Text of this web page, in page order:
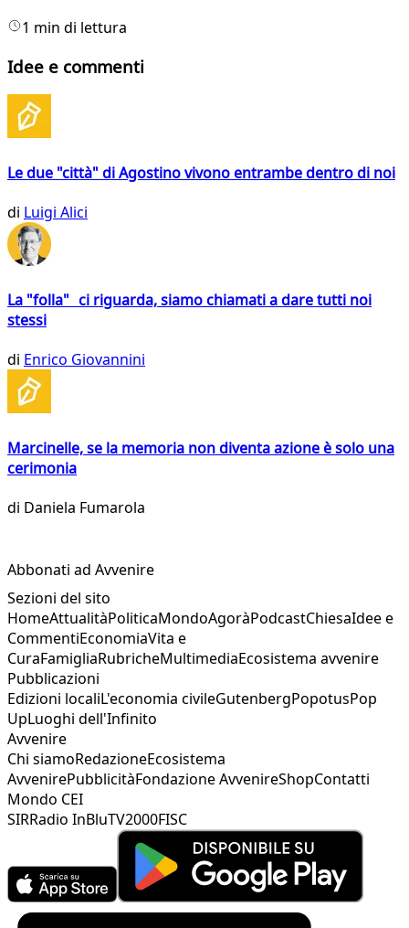
1 min di lettura
Idee e commenti
Le due "città" di Agostino vivono entrambe dentro di noi
di Luigi Alici
La "folla" ci riguarda, siamo chiamati a dare tutti noi
stessi
di Enrico Giovannini
Marcinelle, se la memoria non diventa azione è solo una
cerimonia
di Daniela Fumarola
Abbonati ad Avvenire
Sezioni del sito
HomeAttualitàPoliticaMondoAgoràPodcastChiesaIdee e
CommentiEconomiaVita e
CuraFamigliaRubricheMultimediaEcosistema avvenire
Pubblicazioni
Edizioni localiL'economia civileGutenbergPopotusPop
UpLuoghi dell'Infinito
Avvenire
Chi siamoRedazioneEcosistema
AvvenirePubblicitàFondazione AvvenireShopContatti
Mondo CEI
SIRRadio InBluTV2000FISC